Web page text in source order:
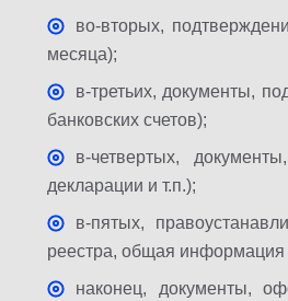
во-вторых,
месяца);
в-третьих, документы,
банковских счетов);
в-четвертых,
декларации и т.п.);
в-пятых,
реестра, общая
наконец, документы,